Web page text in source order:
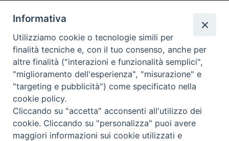
SCRIVICI
La Difesa srl - P.iva 05125420280
La Difesa del Popolo percepisce i contributi pubblici all'editoria.
La Difesa del Popolo, tramite la Fisc (Federazione Italiana Settimanali Cattolici)
ha aderito allo IAP (Istituto dell'Autodisciplina Pubblicitaria) accettando il Codice
di Autodisciplina della Comunicazione Commerciale.
La Difesa del Popolo è una testata registrata presso il Tribunale di Padova
Informativa
Utilizziamo cookie o tecnologie simili per
finalità tecniche e, con il tuo consenso, anche per
altre finalità ("interazioni e funzionalità semplici",
"miglioramento dell'esperienza", "misurazione" e
"targeting e pubblicità") come specificato nella
cookie policy.
Cliccando su "accetta" acconsenti all'utilizzo dei
cookie. Cliccando su "personalizza" puoi avere
maggiori informazioni sui cookie utilizzati e